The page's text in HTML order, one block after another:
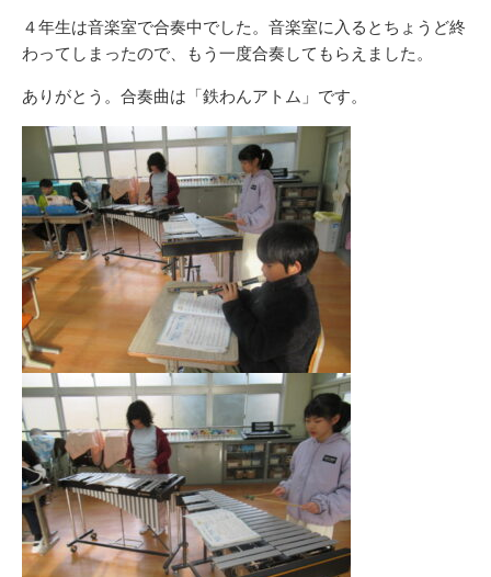
４年生は音楽室で合奏中でした。音楽室に入るとちょうど終
わってしまったので、もう一度合奏してもらえました。
ありがとう。合奏曲は「鉄わんアトム」です。